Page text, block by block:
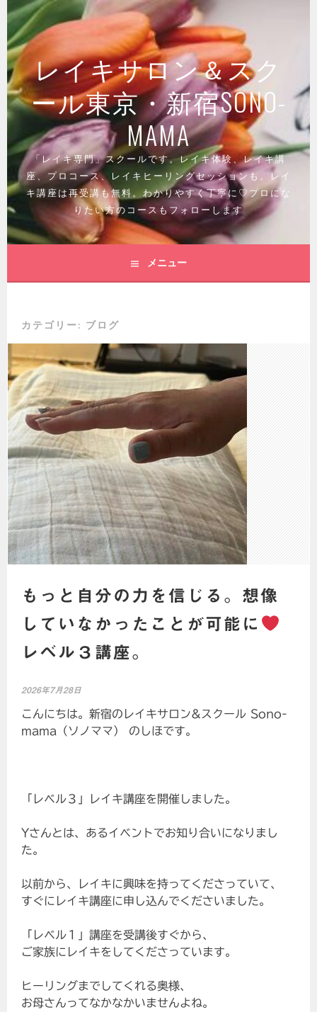
コ
ン
テ
ン
ツ
へ
ス
ッ
レイキサロン＆スク
ール東京・新宿SONO-
MAMA
「レイキ専門」スクールです。レイキ体験、レイキ講
座、プロコース、レイキヒーリングセッションも。レイ
キ講座は再受講も無料。わかりやすく丁寧に♡プロにな
りたい方のコースもフォローします
メニュー
カテゴリー: ブログ
もっと自分の力を信じる。想像
していなかったことが可能に
レベル３講座。
2026年7月28日
こんにちは。新宿のレイキサロン&スクール Sono-
mama（ソノママ） のしほです。
「レベル３」レイキ講座を開催しました。
Yさんとは、あるイベントでお知り合いになりまし
た。
以前から、レイキに興味を持ってくださっていて、
すぐにレイキ講座に申し込んでくださいました。
「レベル１」講座を受講後すぐから、
ご家族にレイキをしてくださっています。
ヒーリングまでしてくれる奥様、
お母さんってなかなかいませんよね。